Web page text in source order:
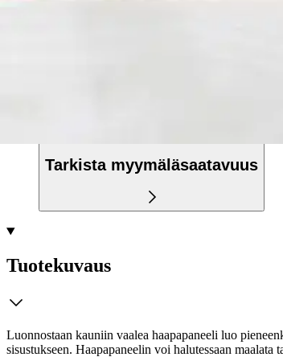
Tarkista myymäläsaatavuus
Tuotekuvaus
Luonnostaan kauniin vaalea haapapaneeli luo
sisustukseen. Haapapaneelin voi halutessaan maalata